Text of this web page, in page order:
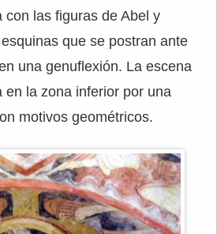
con las figuras de Abel y
que se postran ante
una genuflexión. La escena
en la zona inferior por una
motivos geométricos.